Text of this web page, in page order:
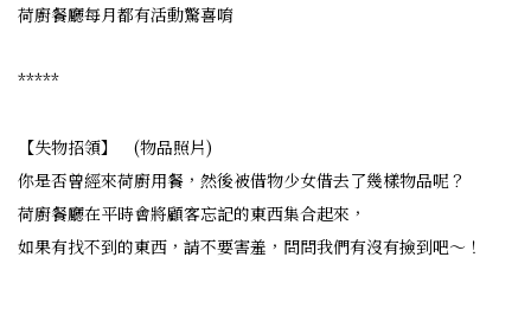
荷廚餐廳每月都有活動驚喜唷
*****
【失物招領】 (物品照片)
你是否曾經來荷廚用餐，然後被借物少女借去了幾樣物品呢？
荷廚餐廳在平時會將顧客忘記的東西集合起來，
如果有找不到的東西，請不要害羞，問問我們有沒有撿到吧～！